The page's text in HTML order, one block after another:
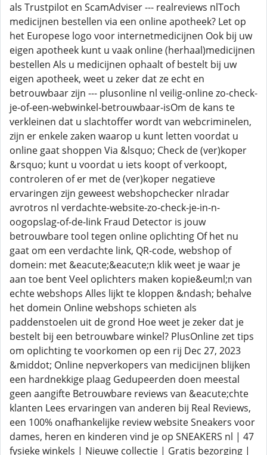
als Trustpilot en ScamAdviser --- realreviews nlToch
medicijnen bestellen via een online apotheek? Let op
het Europese logo voor internetmedicijnen Ook bij uw
eigen apotheek kunt u vaak online (herhaal)medicijnen
bestellen Als u medicijnen ophaalt of bestelt bij uw
eigen apotheek, weet u zeker dat ze echt en
betrouwbaar zijn --- plusonline nl veilig-online zo-check-
je-of-een-webwinkel-betrouwbaar-isOm de kans te
verkleinen dat u slachtoffer wordt van webcriminelen,
zijn er enkele zaken waarop u kunt letten voordat u
online gaat shoppen Via &lsquo; Check de (ver)koper
&rsquo; kunt u voordat u iets koopt of verkoopt,
controleren of er met de (ver)koper negatieve
ervaringen zijn geweest webshopchecker nlradar
avrotros nl verdachte-website-zo-check-je-in-n-
oogopslag-of-de-link Fraud Detector is jouw
betrouwbare tool tegen online oplichting Of het nu
gaat om een verdachte link, QR-code, webshop of
domein: met &eacute;&eacute;n klik weet je waar je
aan toe bent Veel oplichters maken kopie&euml;n van
echte webshops Alles lijkt te kloppen &ndash; behalve
het domein Online webshops schieten als
paddenstoelen uit de grond Hoe weet je zeker dat je
bestelt bij een betrouwbare winkel? PlusOnline zet tips
om oplichting te voorkomen op een rij Dec 27, 2023
&middot; Online nepverkopers van medicijnen blijken
een hardnekkige plaag Gedupeerden doen meestal
geen aangifte Betrouwbare reviews van &eacute;chte
klanten Lees ervaringen van anderen bij Real Reviews,
een 100% onafhankelijke review website Sneakers voor
dames, heren en kinderen vind je op SNEAKERS nl | 47
fysieke winkels | Nieuwe collectie | Gratis bezorging |